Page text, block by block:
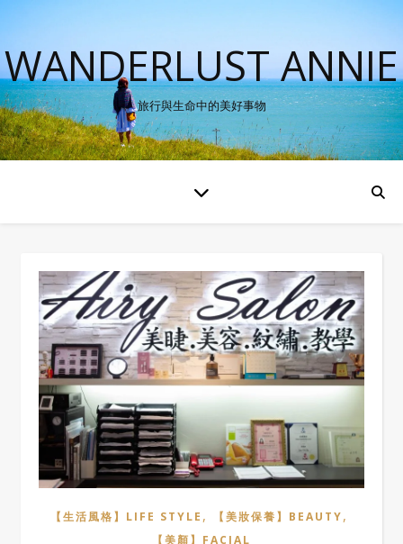
WANDERLUST ANNIE
旅行與生命中的美好事物
【生活風格】LIFE STYLE , 【美妝保養】BEAUTY,
【美顏】FACIAL